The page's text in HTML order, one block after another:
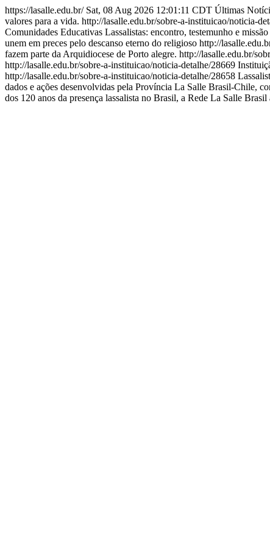
https://lasalle.edu.br/ Sat, 08 Aug 2026 12:01:11 CDT Últimas
valores para a vida. http://lasalle.edu.br/sobre-a-instituicao/noticia-
Comunidades Educativas Lassalistas: encontro, testemunho e
unem em preces pelo descanso eterno do religioso http://
fazem parte da Arquidiocese de Porto alegre. http://lasalle.edu.br/
http://lasalle.edu.br/sobre-a-instituicao/noticia-detalhe/28669
http://lasalle.edu.br/sobre-a-instituicao/noticia-detalhe/28658
dados e ações desenvolvidas pela Província La Salle Brasil-Chile,
dos 120 anos da presença lassalista no Brasil, a Rede La Salle